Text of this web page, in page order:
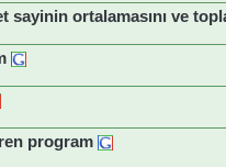
sayinin ortalamasını ve
program